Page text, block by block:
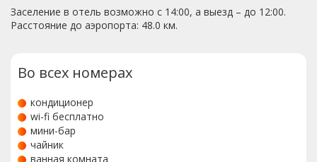
Заселение в отель возможно с 14:00, а выезд – до 12:00.
Расстояние до аэропорта: 48.0 км.
Во всех номерах
кондиционер
wi-fi бесплатно
мини-бар
чайник
ванная комната